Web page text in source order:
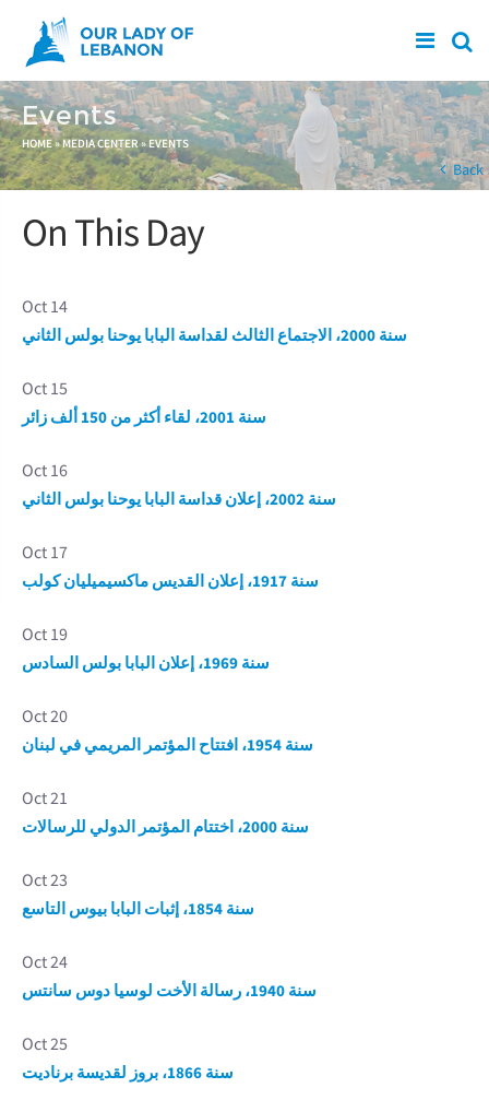
Skip to main content
Events
You are here
HOME» MEDIA CENTER » EVENTS
Back
On This Day
Oct 14
سنة 2000، الاجتماع الثالث لقداسة البابا يوحنا بولس الثاني
Oct 15
سنة 2001، لقاء أكثر من 150 ألف زائر
Oct 16
سنة 2002، إعلان قداسة البابا يوحنا بولس الثاني
Oct 17
سنة 1917، إعلان القديس ماكسيميليان كولب
Oct 19
سنة 1969، إعلان البابا بولس السادس
Oct 20
سنة 1954، افتتاح المؤتمر المريمي في لبنان
Oct 21
سنة 2000، اختتام المؤتمر الدولي للرسالات
Oct 23
سنة 1854، إثبات البابا بيوس التاسع
Oct 24
سنة 1940، رسالة الأخت لوسيا دوس سانتس
Oct 25
سنة 1866، بروز لقديسة برناديت